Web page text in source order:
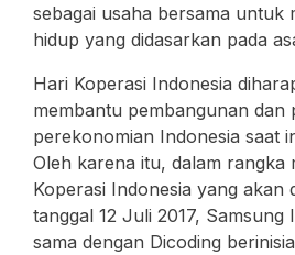
sebagai usaha bersama untuk
hidup yang didasarkan pada
Hari Koperasi Indonesia
membantu pembangunan dan
perekonomian Indonesia saat
Oleh karena itu, dalam rangka
Koperasi Indonesia yang akan
tanggal 12 Juli 2017, Samsung
sama dengan Dicoding